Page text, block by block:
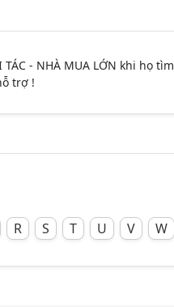
- NHÀ MUA LỚN khi họ tìm
trợ !
R S T U V W